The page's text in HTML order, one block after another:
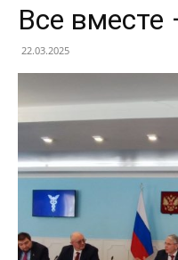
Все вместе
22.03.2025